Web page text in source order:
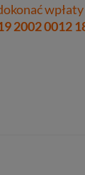
2002 0012